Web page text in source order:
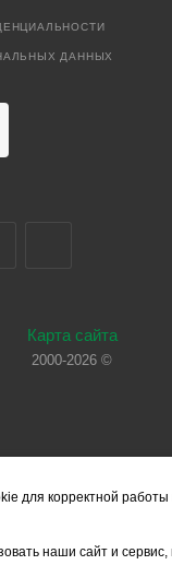
ДАННЫХ
Карта сайта
2000-2026 ©
сайте, носят
для корректной
наши сайт и сервис,